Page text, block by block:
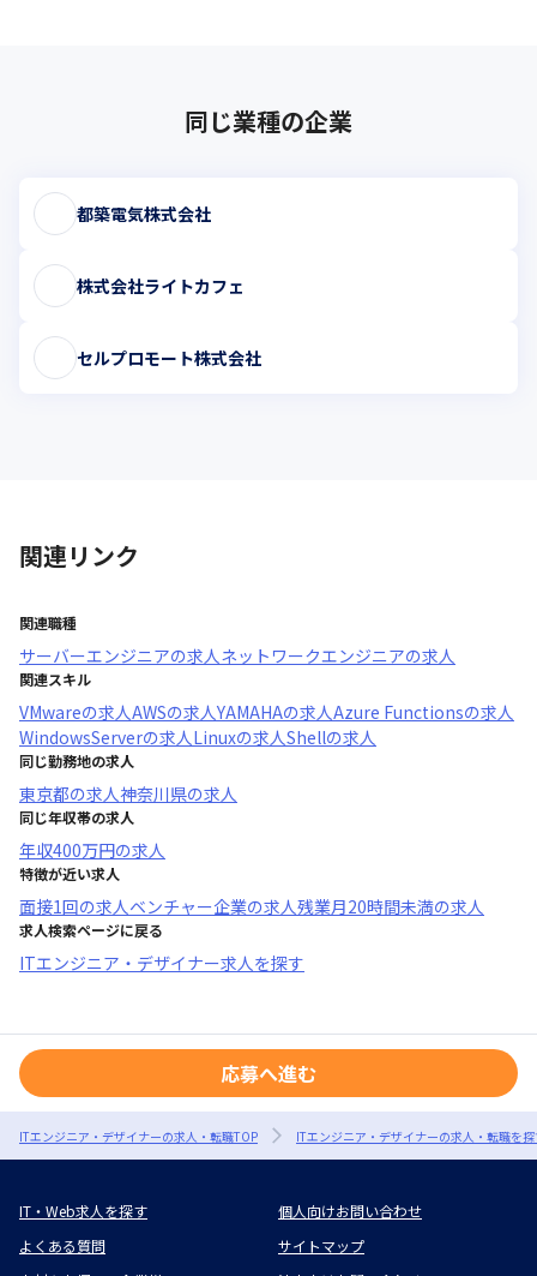
同じ業種の企業
都築電気株式会社
株式会社ライトカフェ
セルプロモート株式会社
関連リンク
関連職種
サーバーエンジニアの求人ネットワークエンジニアの求人
関連スキル
VMwareの求人AWSの求人YAMAHAの求人Azure Functionsの求人
WindowsServerの求人Linuxの求人Shellの求人
同じ勤務地の求人
東京都の求人神奈川県の求人
同じ年収帯の求人
年収400万円の求人
特徴が近い求人
面接1回の求人ベンチャー企業の求人残業月20時間未満の求人
求人検索ページに戻る
ITエンジニア・デザイナー求人を探す
応募へ進む
ITエンジニア・デザイナーの求人・転職TOP ITエンジニア・デザイナーの求人・転職を
IT・Web求人を探す
個人向けお問い合わせ
よくある質問
サイトマップ